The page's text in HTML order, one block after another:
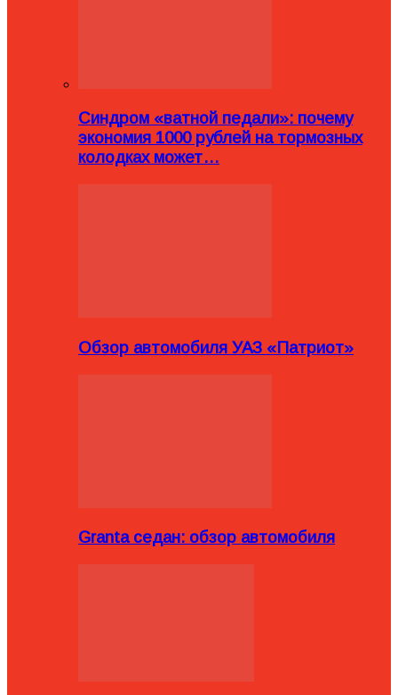
Синдром «ватной педали»: почему
экономия 1000 рублей на тормозных
колодках может…
Обзор автомобиля УАЗ «Патриот»
Granta седан: обзор автомобиля